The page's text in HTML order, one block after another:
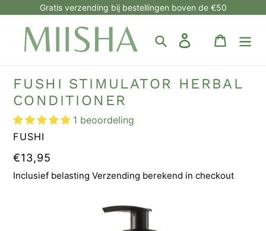
inhoud
Gratis verzending bij bestellingen boven de €50
Zoeken Aanmelden
FUSHI STIMULATOR HERBAL
CONDITIONER
1 beoordeling
MERK
FUSHI
NORMALE
PRIJS
€13,95
Inclusief belasting Verzending berekend in checkout